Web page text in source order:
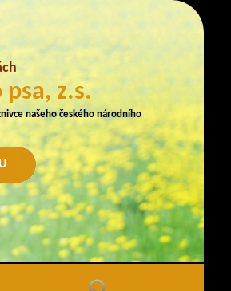
z.s.
našeho českého národního